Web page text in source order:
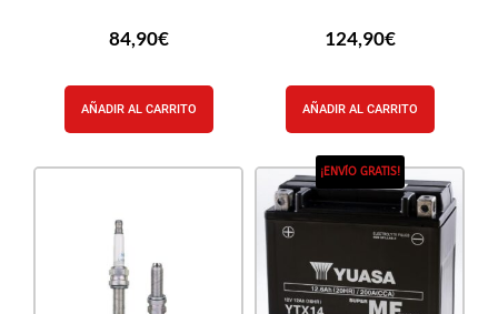
84,90€
AÑADIR AL CARRITO
124,90€
AÑADIR AL CARRITO
¡ENVÍO GRATIS!